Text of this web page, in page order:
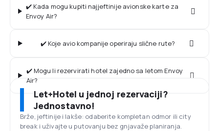
✔️ Kada mogu kupiti najjeftinije avionske karte za
Envoy Air?
✔️ Koje avio kompanije operiraju slične rute?
✔️ Mogu li rezervirati hotel zajedno sa letom Envoy
Air?
Let+Hotel u jednoj rezervaciji?
Jednostavno!
Brže, jeftinije i lakše: odaberite kompletan odmor ili city
break i uživajte u putovanju bez gnjavaže planiranja.